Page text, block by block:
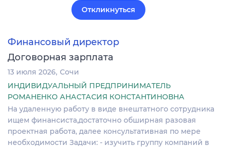
Откликнуться
Финансовый директор
Договорная зарплата
13 июля 2026 Сочи
ИНДИВИДУАЛЬНЫЙ ПРЕДПРИНИМАТЕЛЬ
РОМАНЕНКО АНАСТАСИЯ КОНСТАНТИНОВНА
На удаленную работу в виде внештатного сотрудника
ищем финансиста,достаточно обширная разовая
проектная работа, далее консультативная по мере
необходимости Задачи: - изучить группу компаний в